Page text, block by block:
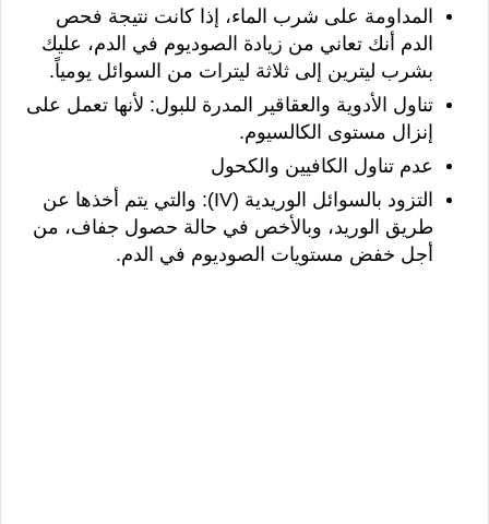
بشرب ليترين إلى ثلاثة ليترات من السوائل يومياً.
إنزال مستوى الكالسيوم.
عدم تناول الكافيين والكحول
أجل خفض مستويات الصوديوم في الدم.